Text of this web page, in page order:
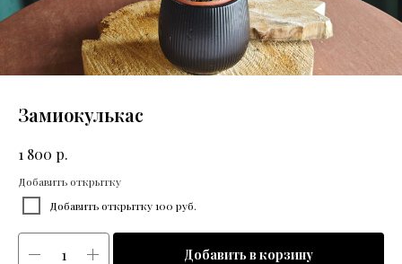
Замиокулькас
1 800 р.
Добавить открытку
Добавить открытку 100 руб.
Добавить в корзину